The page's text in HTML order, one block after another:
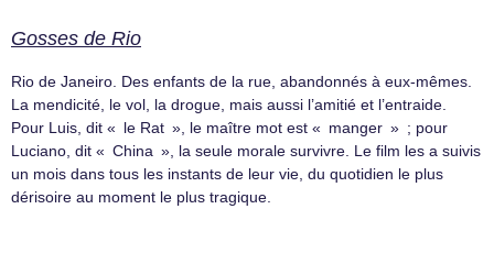
Gosses de Rio
Rio de Janeiro. Des enfants de la rue, abandonnés à eux-mêmes.
La mendicité, le vol, la drogue, mais aussi l’amitié et l’entraide.
Pour Luis, dit « le Rat », le maître mot est « manger » ; pour
Luciano, dit « China », la seule morale survivre. Le film les a suivis
un mois dans tous les instants de leur vie, du quotidien le plus
dérisoire au moment le plus tragique.